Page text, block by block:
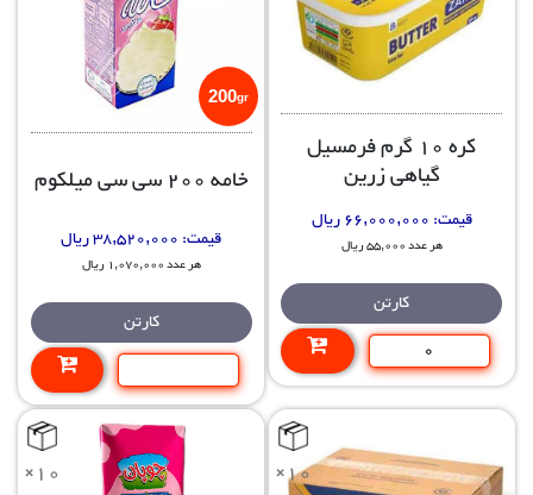
کره 10 گرم فرمسیل
گیاهی زرین
قیمت:
هر عدد 55,000 ریال
کارتن
200gr
خامه 200 سی سی میلکوم
قیمت:
هر عدد 1,070,000 ریال
کارتن
×10
×10